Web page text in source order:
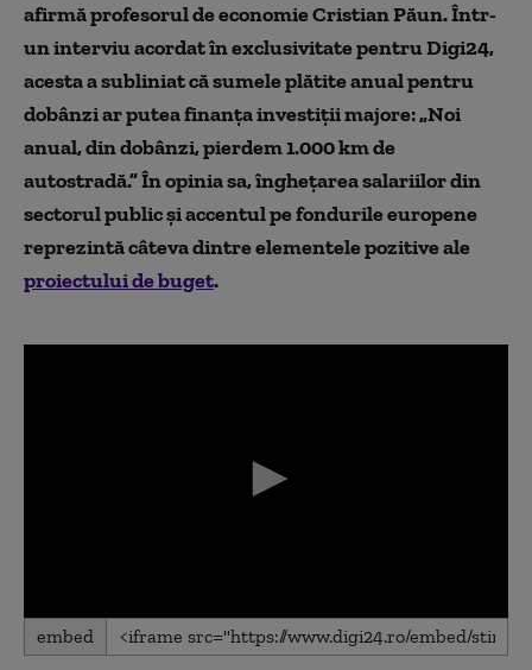
afirmă profesorul de economieCristian Păun.Într-
un interviu acordat în exclusivitate pentruDigi24,
acesta a subliniat că sumele plătite anual pentru
dobânzi ar putea finanța investiții majore: „Noi
anual, din dobânzi, pierdem 1.000 km de
autostradă.” În opinia sa, înghețarea salariilor din
sectorul public și accentul pe fondurile europene
reprezintă câteva dintre elementele pozitive ale
proiectului de buget.
0
seconds
embed